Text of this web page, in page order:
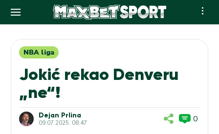
contentNBA liga
Jokić rekao Denveru
„ne“!
Dejan Prlina
09.07.2025. 08:47 0